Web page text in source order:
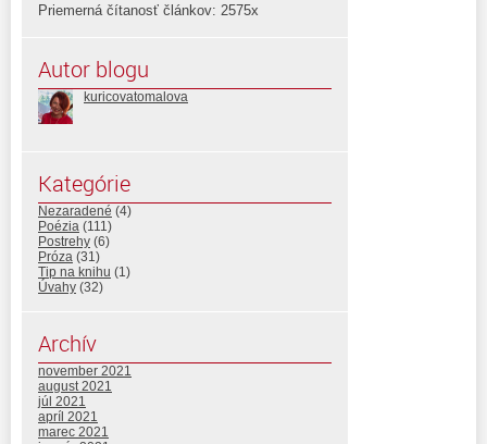
Priemerná čítanosť článkov: 2575x
Autor blogu
kuricovatomalova
Kategórie
Nezaradené (4)
Poézia (111)
Postrehy (6)
Próza (31)
Tip na knihu (1)
Úvahy (32)
Archív
november 2021
august 2021
júl 2021
apríl 2021
marec 2021